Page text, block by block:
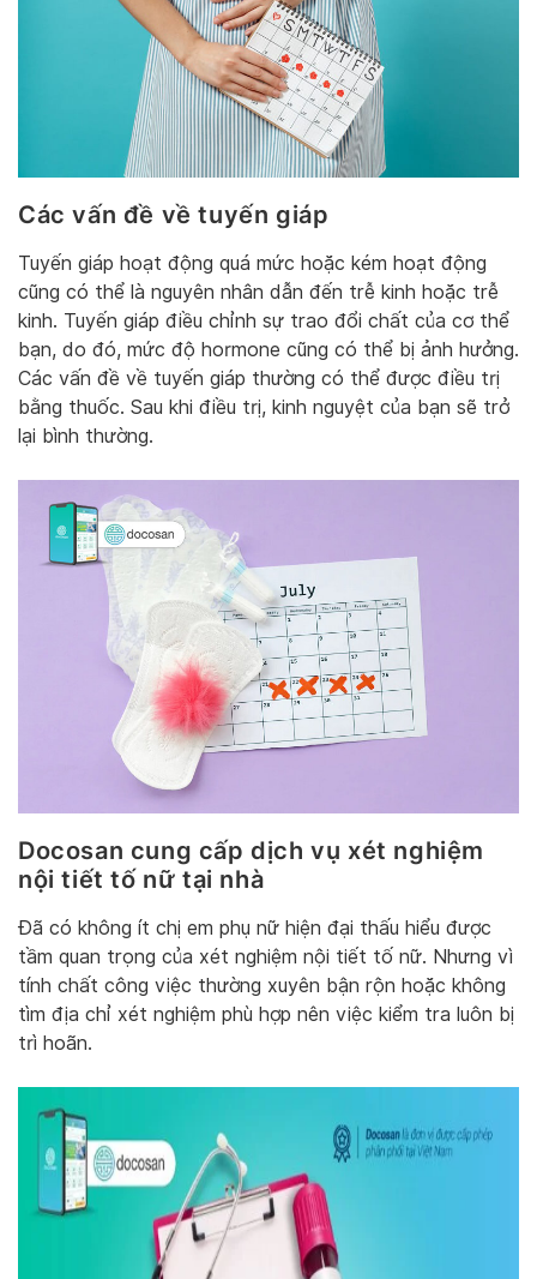
Các vấn đề về tuyến giáp
Tuyến giáp hoạt động quá mức hoặc kém hoạt động
cũng có thể là nguyên nhân dẫn đến trễ kinh hoặc trễ
kinh. Tuyến giáp điều chỉnh sự trao đổi chất của cơ thể
bạn, do đó, mức độ hormone cũng có thể bị ảnh hưởng.
Các vấn đề về tuyến giáp thường có thể được điều trị
bằng thuốc. Sau khi điều trị, kinh nguyệt của bạn sẽ trở
lại bình thường.
Docosan cung cấp dịch vụ xét nghiệm
nội tiết tố nữ tại nhà
Đã có không ít chị em phụ nữ hiện đại thấu hiểu được
tầm quan trọng của xét nghiệm nội tiết tố nữ. Nhưng vì
tính chất công việc thường xuyên bận rộn hoặc không
tìm địa chỉ xét nghiệm phù hợp nên việc kiểm tra luôn bị
trì hoãn.